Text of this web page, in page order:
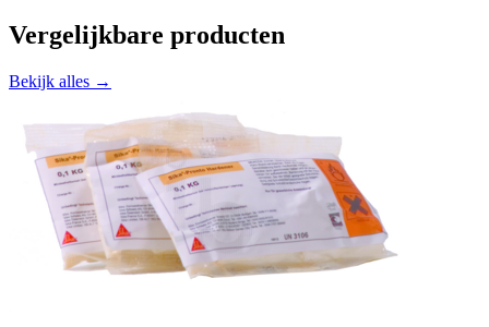
Vergelijkbare producten
Bekijk alles →